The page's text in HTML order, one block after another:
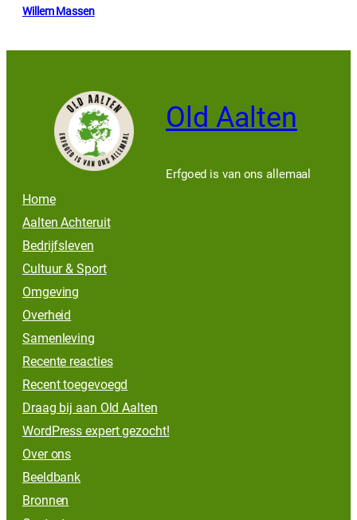
Willem Massen
Old Aalten
Erfgoed is van ons allemaal
Home
Aalten Achteruit
Bedrijfsleven
Cultuur & Sport
Omgeving
Overheid
Samenleving
Recente reacties
Recent toegevoegd
Draag bij aan Old Aalten
WordPress expert gezocht!
Over ons
Beeldbank
Bronnen